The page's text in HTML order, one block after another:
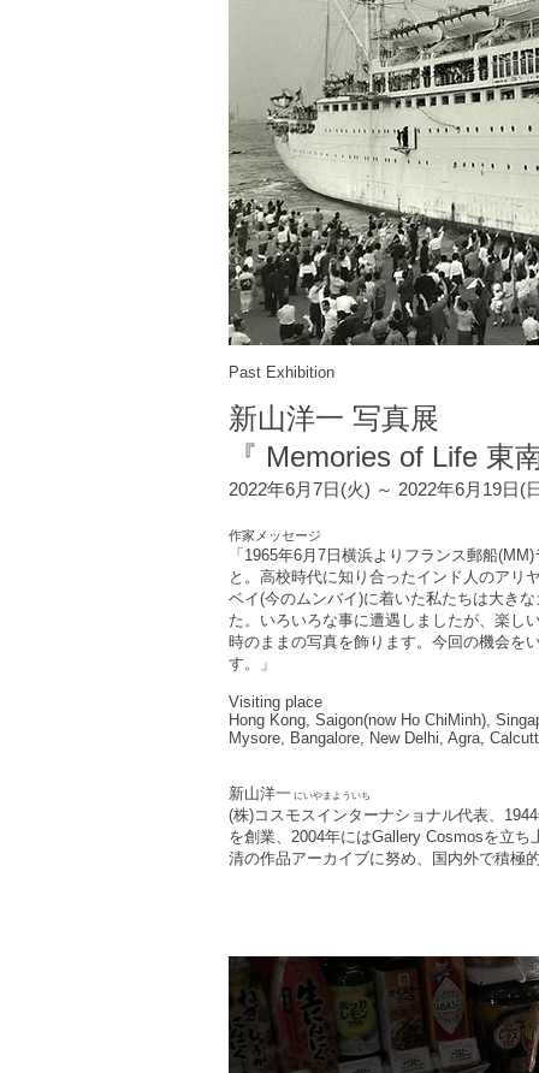
Past Exhibition
新山洋一 写真展
『 Memories of Life
2022年6月7日(火) ～ 2022年6月19日(
作家メッセージ
「1965年6月7日横浜よりフランス郵船
と。高校時代に知り合ったインド人のアリ
ベイ(今のムンバイ)に着いた私たちは大き
た。いろいろな事に遭遇しましたが、楽し
時のままの写真を飾ります。今回の機会を
す。」
Visiting place
Hong Kong, Saigon(now Ho ChiMinh),
Mysore, Bangalore, New Delhi, Agra,
新山洋一 にいやまよういち
(株)コスモスインターナショナル代表、
を創業、2004年にはGallery Cosmosを立
清の作品アーカイブに努め、国内外で積極